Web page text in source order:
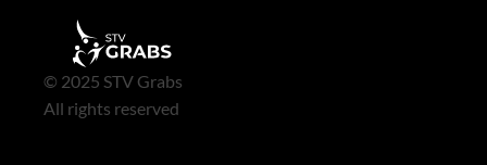
© 2025 STV Grabs
All rights reserved